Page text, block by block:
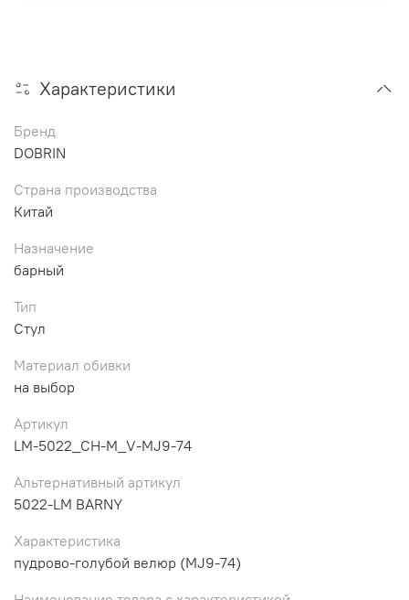
Характеристики
Бренд
DOBRIN
Страна производства
Китай
Назначение
барный
Тип
Стул
Материал обивки
на выбор
Артикул
LM-5022_CH-M_V-MJ9-74
Альтернативный артикул
5022-LM BARNY
Характеристика
пудрово-голубой велюр (MJ9-74)